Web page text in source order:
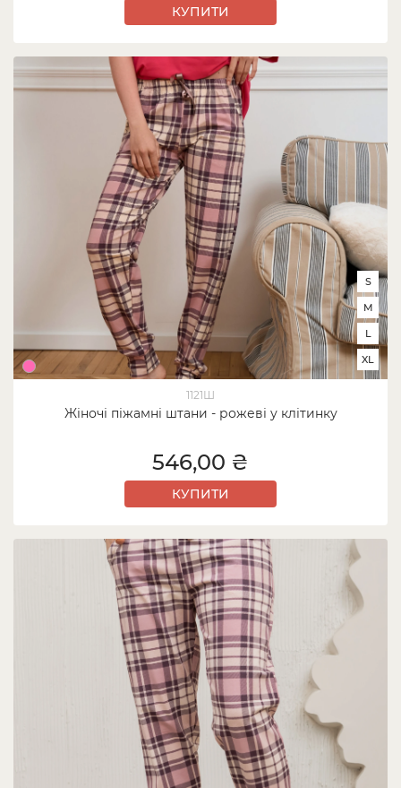
КУПИТИ
1121Ш
Жіночі піжамні штани - рожеві у клітинку
S
M
L
XL
546,00 ₴
КУПИТИ